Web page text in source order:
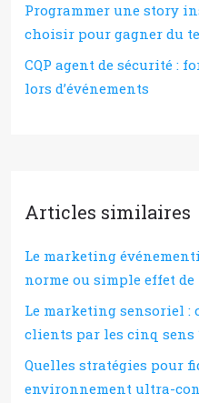
Programmer une story
choisir pour gagner du
CQP agent de sécurité :
lors d’événements
Articles similaires
Le marketing
norme ou simple effet de
Le marketing sensoriel :
clients par les cinq sens
Quelles stratégies pour
environnement ultra-